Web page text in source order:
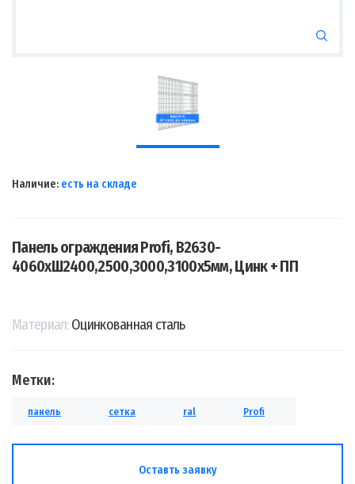
Наличие: есть на складе
Панель ограждения Profi, В2630-
4060хШ2400,2500,3000,3100х5мм, Цинк + ПП
Материал:Оцинкованная сталь
Метки:
панель сетка ral Profi
Оставть заявку